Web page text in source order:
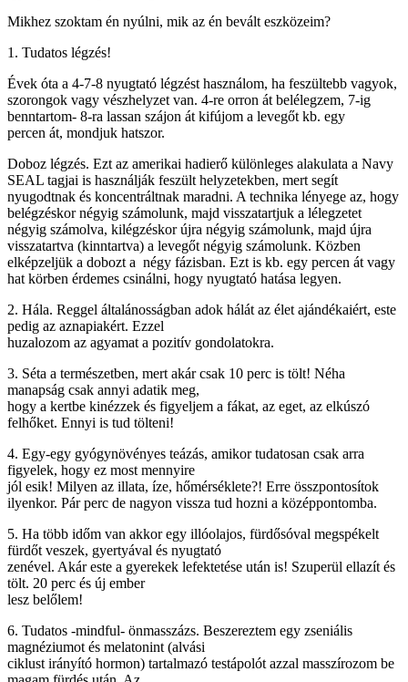
Mikhez szoktam én nyúlni, mik az én bevált eszközeim?
1. Tudatos légzés!
Évek óta a 4-7-8 nyugtató légzést használom, ha feszültebb vagyok,
szorongok vagy vészhelyzet van. 4-re orron át belélegzem, 7-ig
benntartom- 8-ra lassan szájon át kifújom a levegőt kb. egy
percen át, mondjuk hatszor.
Doboz légzés. Ezt az amerikai hadierő különleges alakulata a Navy
SEAL tagjai is használják feszült helyzetekben, mert segít
nyugodtnak és koncentráltnak maradni. A technika lényege az, hogy
belégzéskor négyig számolunk, majd visszatartjuk a lélegzetet
négyig számolva, kilégzéskor újra négyig számolunk, majd újra
visszatartva (kinntartva) a levegőt négyig számolunk. Közben
elképzeljük a dobozt a négy fázisban. Ezt is kb. egy percen át vagy
hat körben érdemes csinálni, hogy nyugtató hatása legyen.
2. Hála. Reggel általánosságban adok hálát az élet ajándékaiért, este
pedig az aznapiakért. Ezzel
huzalozom az agyamat a pozitív gondolatokra.
3. Séta a természetben, mert akár csak 10 perc is tölt! Néha
manapság csak annyi adatik meg,
hogy a kertbe kinézzek és figyeljem a fákat, az eget, az elkúszó
felhőket. Ennyi is tud tölteni!
4. Egy-egy gyógynövényes teázás, amikor tudatosan csak arra
figyelek, hogy ez most mennyire
jól esik! Milyen az illata, íze, hőmérséklete?! Erre összpontosítok
ilyenkor. Pár perc de nagyon vissza tud hozni a középpontomba.
5. Ha több időm van akkor egy illóolajos, fürdősóval megspékelt
fürdőt veszek, gyertyával és nyugtató
zenével. Akár este a gyerekek lefektetése után is! Szuperül ellazít és
tölt. 20 perc és új ember
lesz belőlem!
6. Tudatos -mindful- önmasszázs. Beszereztem egy zseniális
magnéziumot és melatonint (alvási
ciklust irányító hormon) tartalmazó testápolót azzal masszírozom be